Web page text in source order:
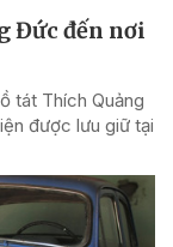
Đức đến nơi
tát Thích Quảng
được lưu giữ tại